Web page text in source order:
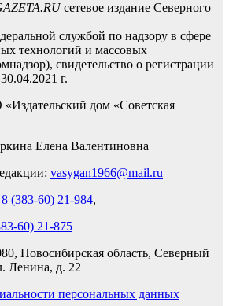
сетевое издание Северного
службой по надзору в сфере
технологий и массовых
свидетельство о регистрации
г.
дом «Советская
Елена Валентиновна
vasygan1966@mail.ru
8 (383-60) 21-984,
60) 21-875
Новосибирская область, Северный
Ленина, д. 22
персональных данных